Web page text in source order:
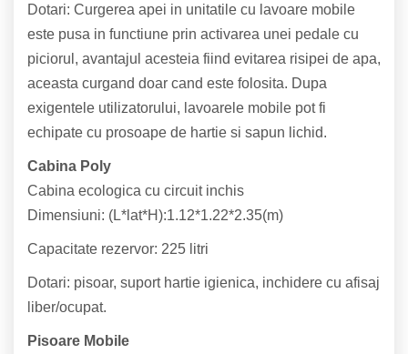
Dotari: Curgerea apei in unitatile cu lavoare mobile
este pusa in functiune prin activarea unei pedale cu
piciorul, avantajul acesteia fiind evitarea risipei de apa,
aceasta curgand doar cand este folosita. Dupa
exigentele utilizatorului, lavoarele mobile pot fi
echipate cu prosoape de hartie si sapun lichid.
Cabina Poly
Cabina ecologica cu circuit inchis
Dimensiuni: (L*lat*H):1.12*1.22*2.35(m)
Capacitate rezervor: 225 litri
Dotari: pisoar, suport hartie igienica, inchidere cu afisaj
liber/ocupat.
Pisoare Mobile